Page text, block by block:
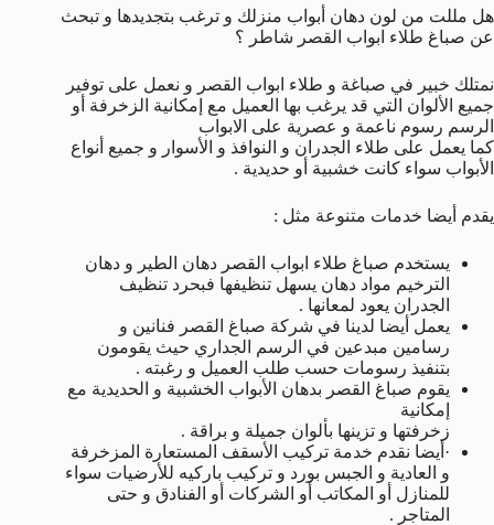
هل مللت من لون دهان أبواب منزلك و ترغب بتجديدها و تبحث
عن صباغ طلاء ابواب القصر شاطر ؟
نمتلك خبير في صباغة و طلاء ابواب القصر و نعمل على توفير
جميع الألوان التي قد يرغب بها العميل مع إمكانية الزخرفة أو
الرسم رسوم ناعمة و عصرية على الابواب
كما يعمل على طلاء الجدران و النوافذ و الأسوار و جميع أنواع
الأبواب سواء كانت خشبية أو حديدية .
يقدم أيضا خدمات متنوعة مثل :
يستخدم صباغ طلاء ابواب القصر دهان الطير و دهان
الترخيم مواد دهان يسهل تنظيفها فبحرد تنظيف
الجدران يعود لمعانها .
يعمل أيضا لدينا في شركة صباغ القصر فنانين و
رسامين مبدعين في الرسم الجداري حيث يقومون
بتنفيذ رسومات حسب طلب العميل و رغبته .
يقوم صباغ القصر بدهان الأبواب الخشبية و الحديدية مع
إمكانية
زخرفتها و تزينها بألوان جميلة و براقة .
·أيضا نقدم خدمة تركيب الأسقف المستعارة المزخرفة
و العادية و الجبس بورد و تركيب باركيه للأرضيات سواء
للمنازل أو المكاتب أو الشركات أو الفنادق و حتى
المتاجر .